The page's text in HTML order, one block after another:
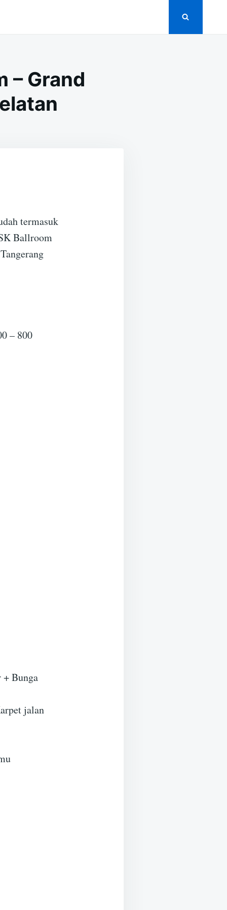
– Grand
termasuk
Ballroom
– 800
Bunga
jalan